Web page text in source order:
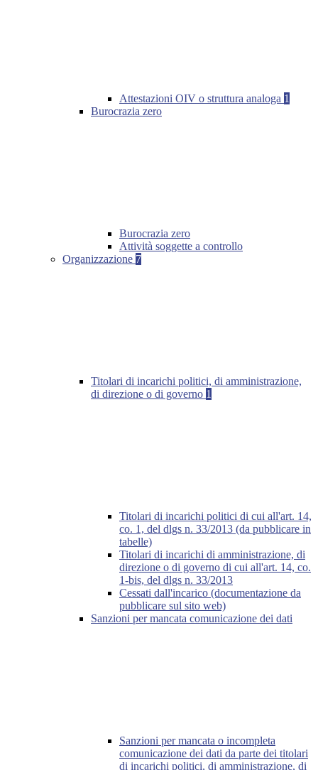
Attestazioni OIV o struttura analoga 1
Burocrazia zero
Burocrazia zero
Attività soggette a controllo
Organizzazione 7
Titolari di incarichi politici, di amministrazione,
di direzione o di governo 1
Titolari di incarichi politici di cui all'art. 14,
co. 1, del dlgs n. 33/2013 (da pubblicare in
tabelle)
Titolari di incarichi di amministrazione, di
direzione o di governo di cui all'art. 14, co.
1-bis, del dlgs n. 33/2013
Cessati dall'incarico (documentazione da
pubblicare sul sito web)
Sanzioni per mancata comunicazione dei dati
Sanzioni per mancata o incompleta
comunicazione dei dati da parte dei titolari
di incarichi politici, di amministrazione, di